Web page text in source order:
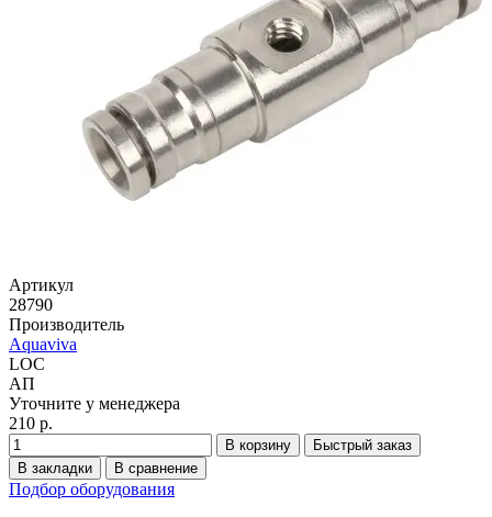
Артикул
28790
Производитель
Aquaviva
LOC
АП
Уточните у менеджера
210 р.
В корзину
Быстрый заказ
В закладки
В сравнение
Подбор оборудования